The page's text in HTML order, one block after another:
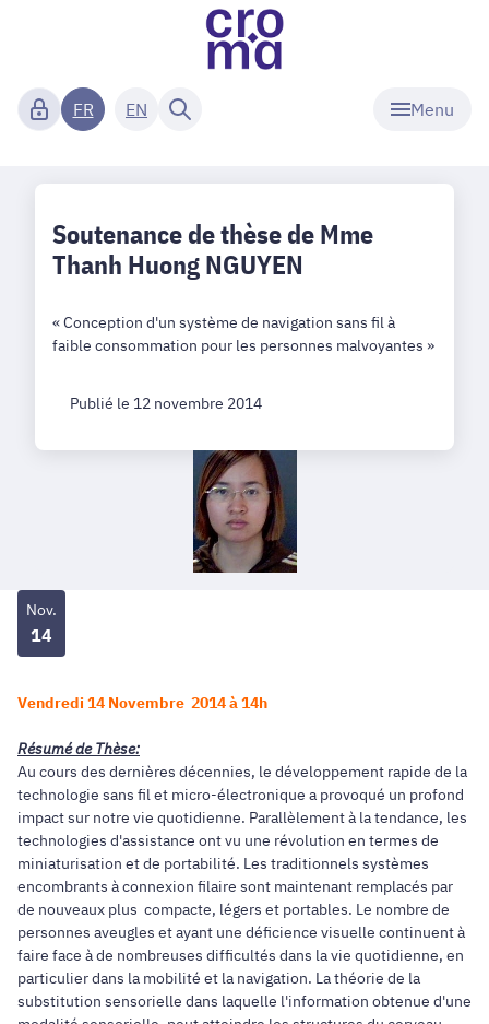
Menu
FR EN
Soutenance de thèse de Mme
Thanh Huong NGUYEN
« Conception d'un système de navigation sans fil à
faible consommation pour les personnes malvoyantes »
Publié le 12 novembre 2014
Nov.
14
Vendredi 14 Novembre 2014 à 14h
Résumé de Thèse:
Au cours des dernières décennies, le développement rapide de la
technologie sans fil et micro-électronique a provoqué un profond
impact sur notre vie quotidienne. Parallèlement à la tendance, les
technologies d'assistance ont vu une révolution en termes de
miniaturisation et de portabilité. Les traditionnels systèmes
encombrants à connexion filaire sont maintenant remplacés par
de nouveaux plus compacte, légers et portables. Le nombre de
personnes aveugles et ayant une déficience visuelle continuent à
faire face à de nombreuses difficultés dans la vie quotidienne, en
particulier dans la mobilité et la navigation. La théorie de la
substitution sensorielle dans laquelle l'information obtenue d'une